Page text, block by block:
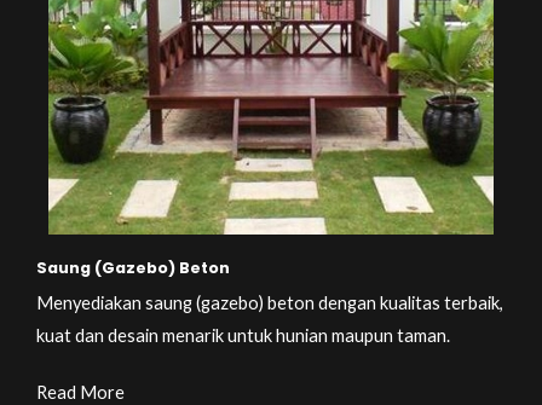
Saung (Gazebo) Beton
Menyediakan saung (gazebo) beton dengan kualitas terbaik,
kuat dan desain menarik untuk hunian maupun taman.
Read More